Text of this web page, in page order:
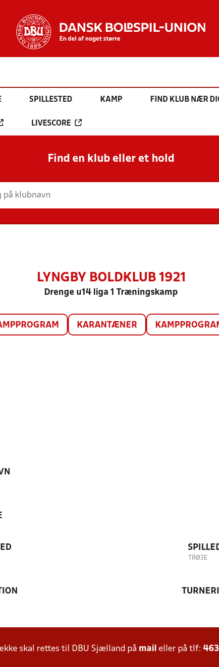
SPILLESTED KAMP FIND KLUB NÆR
LIVESCORE
Find en klub eller et hold
LYNGBY BOLDKLUB 1921
Drenge u14 liga 1 Træningskamp
KARANTÆNER
TRØJE
skal rettes til DBU Sjælland på mail eller på tlf: